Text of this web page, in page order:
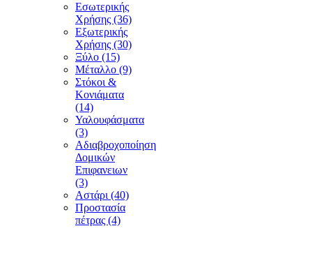
Εσωτερικής
Χρήσης (36)
Εξωτερικής
Χρήσης (30)
Ξύλο (15)
Μέταλλο (9)
Στόκοι &
Κονιάματα
(14)
Υαλουφάσματα
(3)
Αδιαβροχοποίηση
Δομικών
Επιφανειων
(3)
Αστάρι (40)
Προστασία
πέτρας (4)